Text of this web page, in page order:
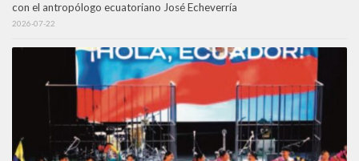
con el antropólogo ecuatoriano José Echeverría
2026-07-22